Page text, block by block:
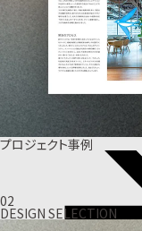
プロジェクト事例
02
DESIGN SELECTION